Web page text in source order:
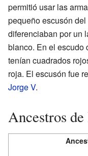
permitió usar las
pequeño escusón
diferenciaban por un
blanco. En el escudo
tenían cuadrados
roja. El escusón fue
Jorge V.
Ancestros